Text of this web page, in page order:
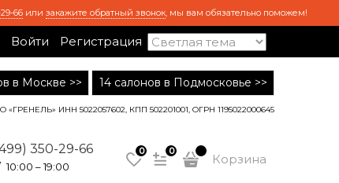
66 или закажите обратный звонок, мы вам обязательно поможем!
Войти Регистрация
в Москве >> 14 салонов в Подмосковье >>
«ГРЕНЕЛЬ» ИНН 5022057602, КПП 502201001, ОГРН 1195022000645
350-29-66
10:00 – 19:00
0 0
Корзина